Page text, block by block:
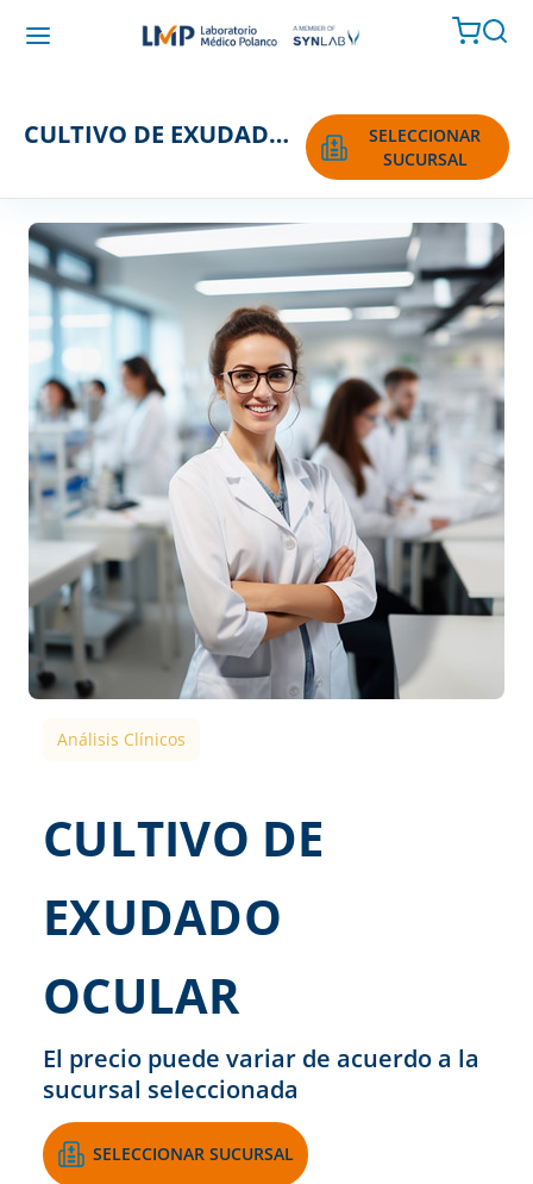
CULTIVO DE EXUDADO OCULAR
SELECCIONAR
SUCURSAL
Análisis Clínicos
CULTIVO DE
EXUDADO
OCULAR
El precio puede variar de acuerdo a la
sucursal seleccionada
SELECCIONAR SUCURSAL